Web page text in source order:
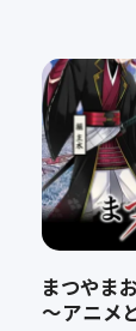
まつやま
～アニメ